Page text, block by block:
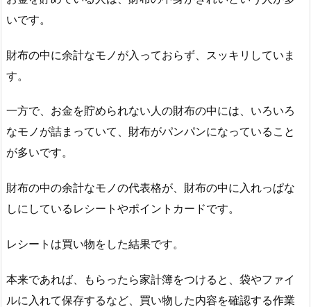
いです。
財布の中に余計なモノが入っておらず、スッキリしていま
す。
一方で、お金を貯められない人の財布の中には、いろいろ
なモノが詰まっていて、財布がパンパンになっていること
が多いです。
財布の中の余計なモノの代表格が、財布の中に入れっぱな
しにしているレシートやポイントカードです。
レシートは買い物をした結果です。
本来であれば、もらったら家計簿をつけると、袋やファイ
ルに入れて保存するなど、買い物した内容を確認する作業